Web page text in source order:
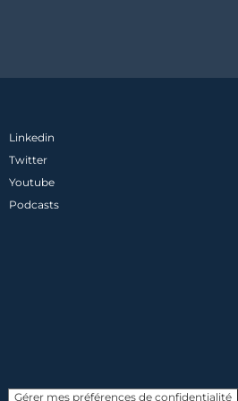
Linkedin
Twitter
Youtube
Podcasts
Gérer mes préférences de confidentialité